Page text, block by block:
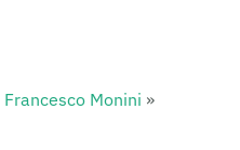
Francesco Monini »